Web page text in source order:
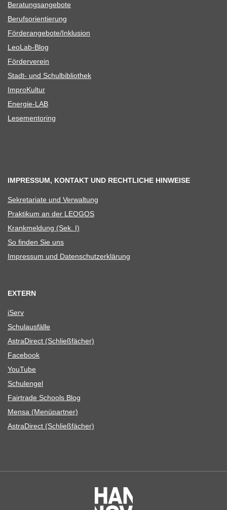
Bera­tungs­an­ge­bote
Berufs­ori­en­tie­rung
Förderangebote/​​Inklusion
Leo­Lab-Blog
För­der­ver­ein
Stadt- und Schulbibliothek
Impro­Kul­tur
Ener­­gie-LAB
Lese­men­to­ring
IMPRESSUM, KONTAKT UND RECHTLICHE HINWEISE
Sekre­ta­riate und Verwaltung
Prak­ti­kum an der LEOGOS
Krank­mel­dung (Sek. I)
So fin­den Sie uns
Impres­sum und Datenschutzerklärung
EXTERN
iServ
Schul­aus­fälle
Astra­Di­rect (Schließ­fä­cher)
Face­book
You­Tube
Schul­en­gel
Fair­trade Schools Blog
Mensa (Menü­part­ner)
Astra­Di­rect (Schließ­fä­cher)